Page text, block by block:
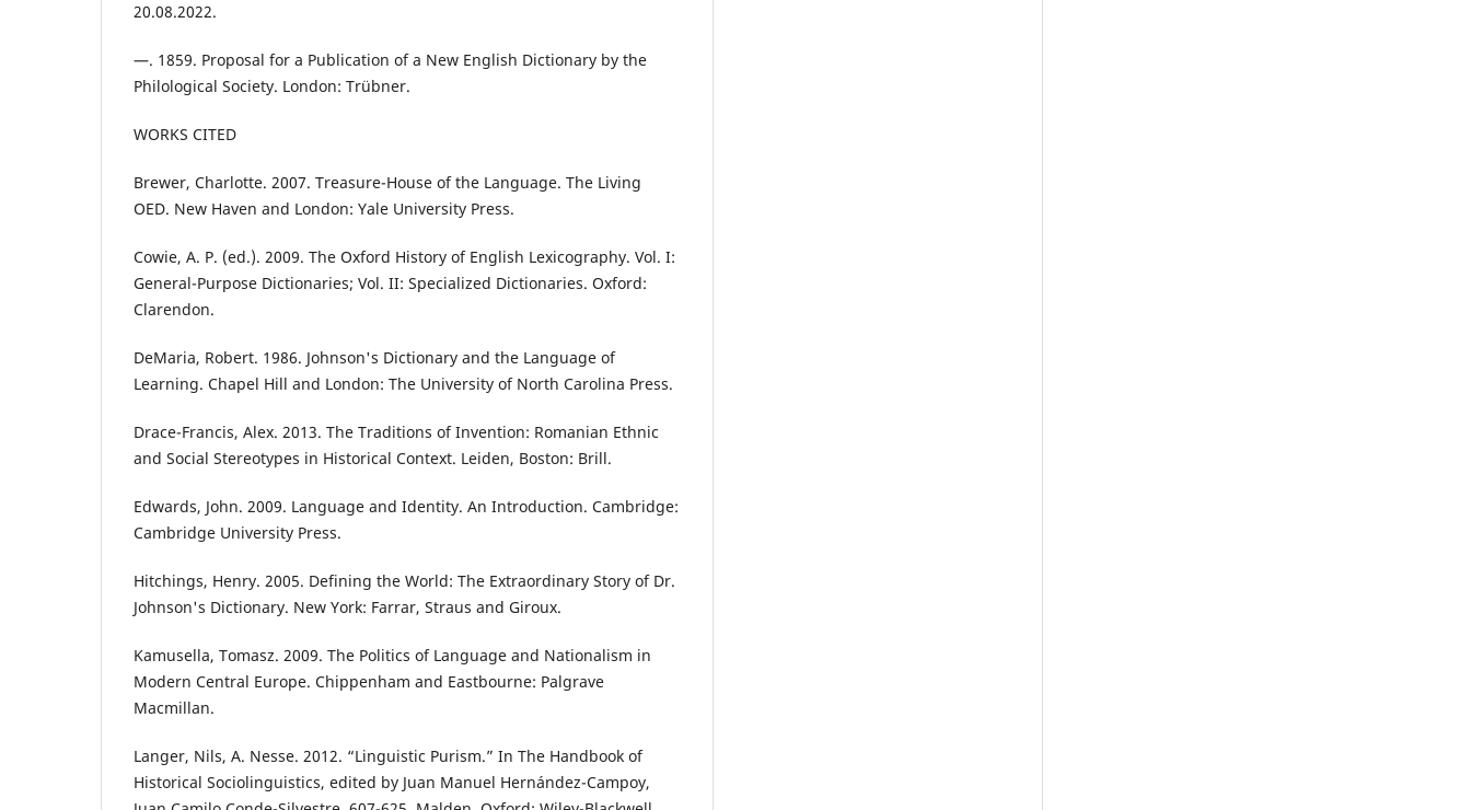
20.08.2022.
—. 1859. Proposal for a Publication of a New English Dictionary by the
Philological Society. London: Trübner.
WORKS CITED
Brewer, Charlotte. 2007. Treasure-House of the Language. The Living
OED. New Haven and London: Yale University Press.
Cowie, A. P. (ed.). 2009. The Oxford History of English Lexicography. Vol. I:
General-Purpose Dictionaries; Vol. II: Specialized Dictionaries. Oxford:
Clarendon.
DeMaria, Robert. 1986. Johnson's Dictionary and the Language of
Learning. Chapel Hill and London: The University of North Carolina Press.
Drace-Francis, Alex. 2013. The Traditions of Invention: Romanian Ethnic
and Social Stereotypes in Historical Context. Leiden, Boston: Brill.
Edwards, John. 2009. Language and Identity. An Introduction. Cambridge:
Cambridge University Press.
Hitchings, Henry. 2005. Defining the World: The Extraordinary Story of Dr.
Johnson's Dictionary. New York: Farrar, Straus and Giroux.
Kamusella, Tomasz. 2009. The Politics of Language and Nationalism in
Modern Central Europe. Chippenham and Eastbourne: Palgrave
Macmillan.
Langer, Nils, A. Nesse. 2012. “Linguistic Purism.” In The Handbook of
Historical Sociolinguistics, edited by Juan Manuel Hernández-Campoy,